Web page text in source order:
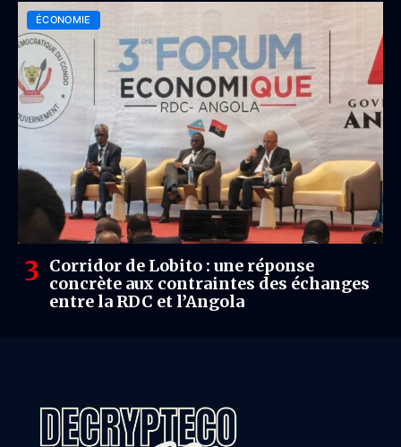
ÉCONOMIE
Corridor de Lobito : une réponse
concrète aux contraintes des échanges
entre la RDC et l’Angola